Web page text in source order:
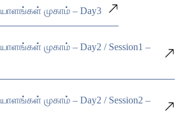
முகாம் – Day3
முகாம் – Day2 / Session1 –
முகாம் – Day2 / Session2 –